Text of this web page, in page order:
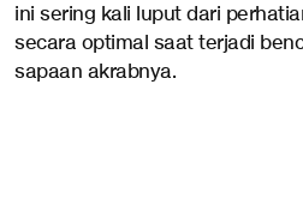
ini sering kali luput dari
secara optimal saat terjadi
sapaan akrabnya.